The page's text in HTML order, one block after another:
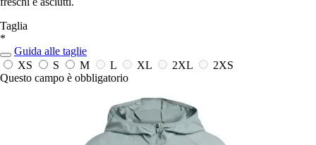
Taglia
*
Guida alle taglie
XS
S M L XL 2XL
2XS
Questo campo è obbligatorio